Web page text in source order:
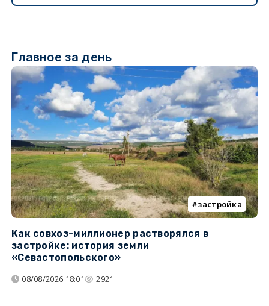
Главное за день
застройка
Как совхоз-миллионер растворялся в
застройке: история земли
«Севастопольского»
08/08/2026 18:01 2921